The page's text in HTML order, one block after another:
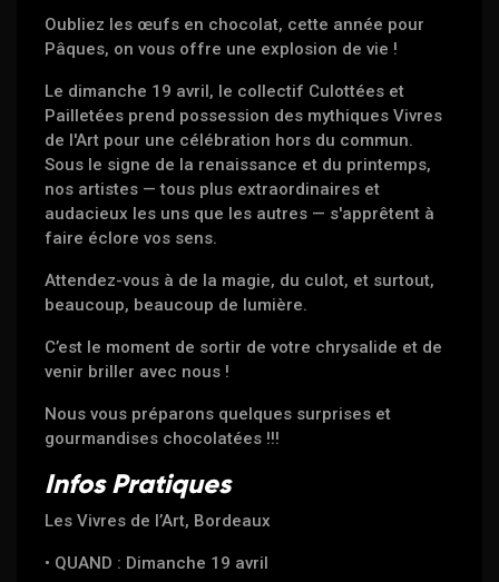
Oubliez les œufs en chocolat, cette année pour
Pâques, on vous offre une explosion de vie !
Le dimanche 19 avril, le collectif Culottées et
Pailletées prend possession des mythiques Vivres
de l'Art pour une célébration hors du commun.
Sous le signe de la renaissance et du printemps,
nos artistes — tous plus extraordinaires et
audacieux les uns que les autres — s'apprêtent à
faire éclore vos sens.
Attendez-vous à de la magie, du culot, et surtout,
beaucoup, beaucoup de lumière.
C’est le moment de sortir de votre chrysalide et de
venir briller avec nous !
Nous vous préparons quelques surprises et
gourmandises chocolatées !!!
Infos Pratiques
Les Vivres de l’Art, Bordeaux
• QUAND : Dimanche 19 avril